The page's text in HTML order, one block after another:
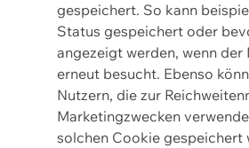
gespeichert. So kann
Status gespeichert oder
angezeigt werden, wenn der
erneut besucht. Ebenso
Nutzern, die zur
Marketingzwecken
solchen Cookie gespeichert